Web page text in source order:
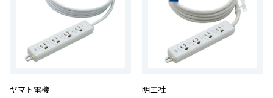
ヤマト電機 明工社